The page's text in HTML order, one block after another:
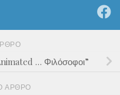
… Φιλόσοφοι”
ΆΡΘΡΟ